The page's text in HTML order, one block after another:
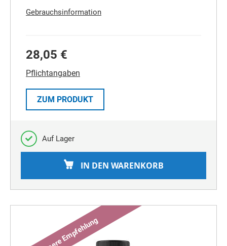
Gebrauchsinformation
28,05 €
Pflichtangaben
ZUM PRODUKT
Auf Lager
IN DEN WARENKORB